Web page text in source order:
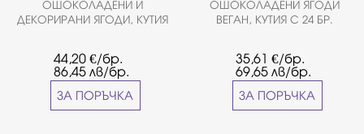
ОШОКОЛАДЕНИ И
ДЕКОРИРАНИ ЯГОДИ, КУТИЯ
44,20€/бр.
86,45лв/бр.
ЗА ПОРЪЧКА
ОШОКОЛАДЕНИ ЯГОДИ
ВЕГАН, КУТИЯ С 24 БР.
35,61€/бр.
69,65лв/бр.
ЗА ПОРЪЧКА